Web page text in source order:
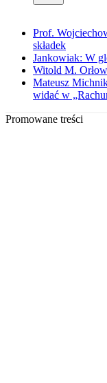
Prof.
składek
Jankowiak: W
Witold M.
Mateusz
widać w
Promowane treści